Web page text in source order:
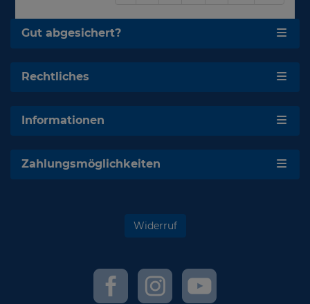
Gut abgesichert?
Rechtliches
Informationen
Zahlungsmöglichkeiten
Widerruf